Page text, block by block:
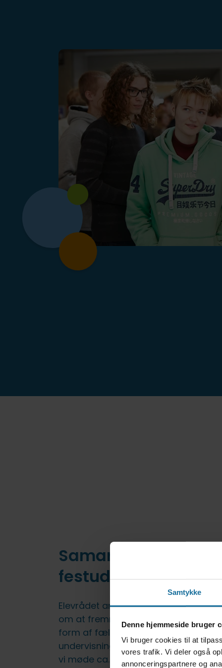
Samtykke
Denne hjemmeside bruger
Vi bruger cookies til at
vores trafik. Vi deler også
annonceringspartnere og
Samarbejde med
festudvalget
Elevrådet arbejder sammen med
om at fremme det sociale samvær
form af fælles arrangementer uden
undervisningstiden. Som
vi møde ca. en gang om måneden,